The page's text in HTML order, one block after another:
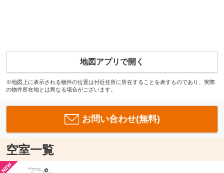
地図アプリで開く
※地図上に表示される物件の位置は付近住所に所在することを表すものであり、実際
の物件所在地とは異なる場合がございます。
お問い合わせ(無料)
空室一覧